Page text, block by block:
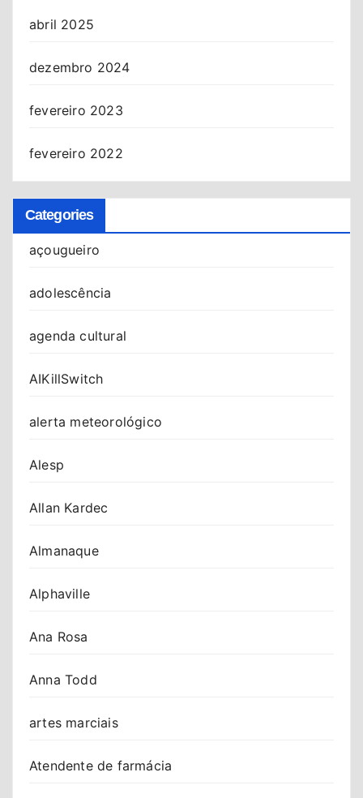
abril 2025
dezembro 2024
fevereiro 2023
fevereiro 2022
Categories
açougueiro
adolescência
agenda cultural
AIKillSwitch
alerta meteorológico
Alesp
Allan Kardec
Almanaque
Alphaville
Ana Rosa
Anna Todd
artes marciais
Atendente de farmácia